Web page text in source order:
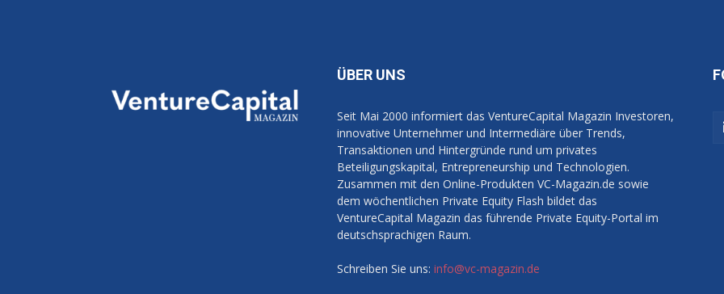
ÜBER UNS
Seit Mai 2000 informiert das VentureCapital Magazin Investoren,
innovative Unternehmer und Intermediäre über Trends,
Transaktionen und Hintergründe rund um privates
Beteiligungskapital, Entrepreneurship und Technologien.
Zusammen mit den Online-Produkten VC-Magazin.de sowie
dem wöchentlichen Private Equity Flash bildet das
VentureCapital Magazin das führende Private Equity-Portal im
deutschsprachigen Raum.
Schreiben Sie uns: info@vc-magazin.de